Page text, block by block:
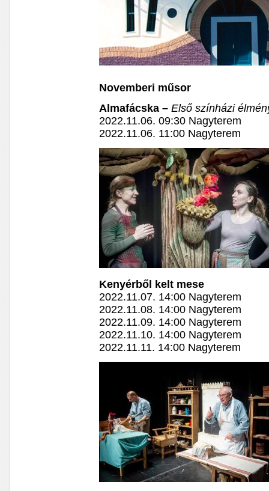
Novemberi műsor
Almafácska –Első színházi
2022.11.06. 09:30 Nagyterem
2022.11.06. 11:00 Nagyterem
Kenyérből kelt mese
2022.11.07. 14:00 Nagyterem
2022.11.08. 14:00 Nagyterem
2022.11.09. 14:00 Nagyterem
2022.11.10. 14:00 Nagyterem
2022.11.11. 14:00 Nagyterem